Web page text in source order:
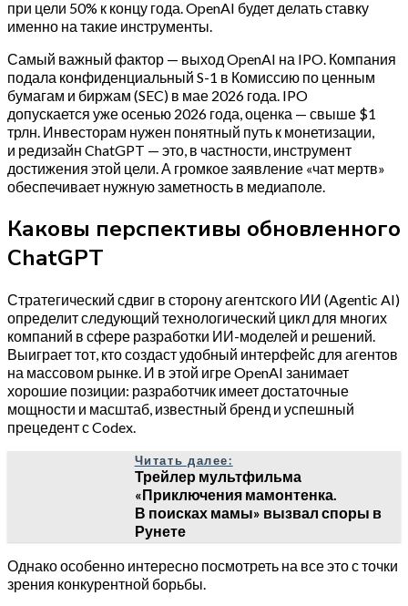
при цели 50% к концу года. OpenAI будет делать ставку
именно на такие инструменты.
Самый важный фактор — выход OpenAI на IPO. Компания
подала конфиденциальный S-1 в Комиссию по ценным
бумагам и биржам (SEC) в мае 2026 года. IPO
допускается уже осенью 2026 года, оценка — свыше $1
трлн. Инвесторам нужен понятный путь к монетизации,
и редизайн ChatGPT — это, в частности, инструмент
достижения этой цели. А громкое заявление «чат мертв»
обеспечивает нужную заметность в медиаполе.
Каковы перспективы обновленного
ChatGPT
Стратегический сдвиг в сторону агентского ИИ (Agentic AI)
определит следующий технологический цикл для многих
компаний в сфере разработки ИИ-моделей и решений.
Выиграет тот, кто создаст удобный интерфейс для агентов
на массовом рынке. И в этой игре OpenAI занимает
хорошие позиции: разработчик имеет достаточные
мощности и масштаб, известный бренд и успешный
прецедент с Codex.
Читать далее:
Трейлер мультфильма
«Приключения мамонтенка.
В поисках мамы» вызвал споры в
Рунете
Однако особенно интересно посмотреть на все это с точки
зрения конкурентной борьбы.